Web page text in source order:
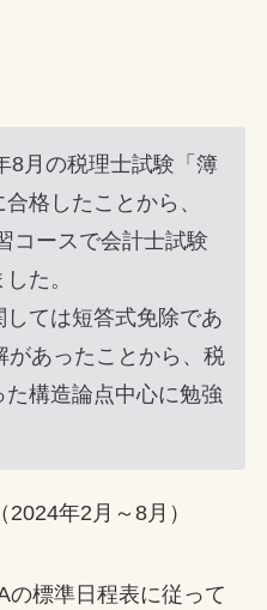
8月の税理士試験「簿
格したことから、
コースで会計士試験
た。
ては短答式免除であ
があったことから、税
構造論点中心に勉強
年2月～8月）
の標準日程表に従って